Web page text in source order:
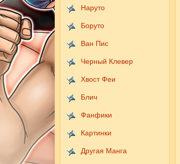
Наруто
Боруто
Ван Пис
Черный Клевер
Хвост Феи
Блич
Фанфики
Картинки
Другая Манга